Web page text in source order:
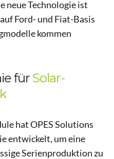
neue Technologie ist
Ford- und Fiat-Basis
kommen
für Solar-
hat OPES Solutions
entwickelt, um eine
Serienproduktion zu